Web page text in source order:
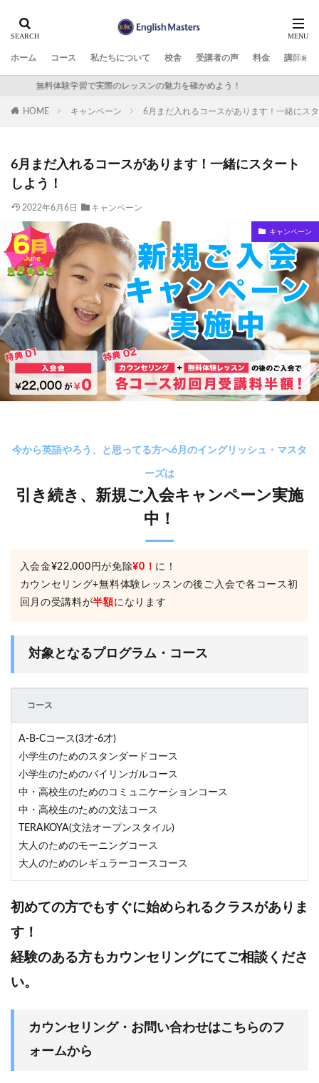
ホーム コース 私たちについて 校舎 受講者の声 料金 講師紹介
無料体験学習で実際のレッスンの魅力を確かめよう！
HOME キャンペーン 6月まだ入れるコースがあります！一緒にス
6月まだ入れるコースがあります！一緒にスタート
しよう！
2022年6月6日 キャンペーン
キャンペーン
今から英語やろう、と思ってる方へ6月のイングリッシュ・マスタ
ーズは
引き続き、新規ご入会キャンペーン実施
中！
入会金¥22,000円が免除¥0！ に！
カウンセリング+無料体験レッスンの後ご入会で各コース初
回月の受講料が半額 になります
対象となるプログラム・コース
コース
A-B-Cコース(3才-6才)
小学生のためのスタンダードコース
小学生のためのバイリンガルコース
中・高校生のためのコミュニケーションコース
中・高校生のための文法コース
TERAKOYA(文法オープンスタイル)
大人のためのモーニングコース
大人のためのレギュラーコースコース
初めての方でもすぐに始められるクラスがありま
す！
経験のある方もカウンセリングにてご相談くださ
い。
カウンセリング・お問い合わせはこちらのフ
ォームから